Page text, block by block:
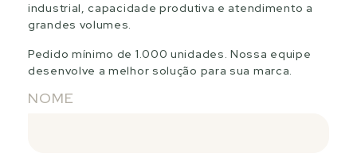
industrial, capacidade produtiva e atendimento a
grandes volumes.
Pedido mínimo de 1.000 unidades. Nossa equipe
desenvolve a melhor solução para sua marca.
NOME